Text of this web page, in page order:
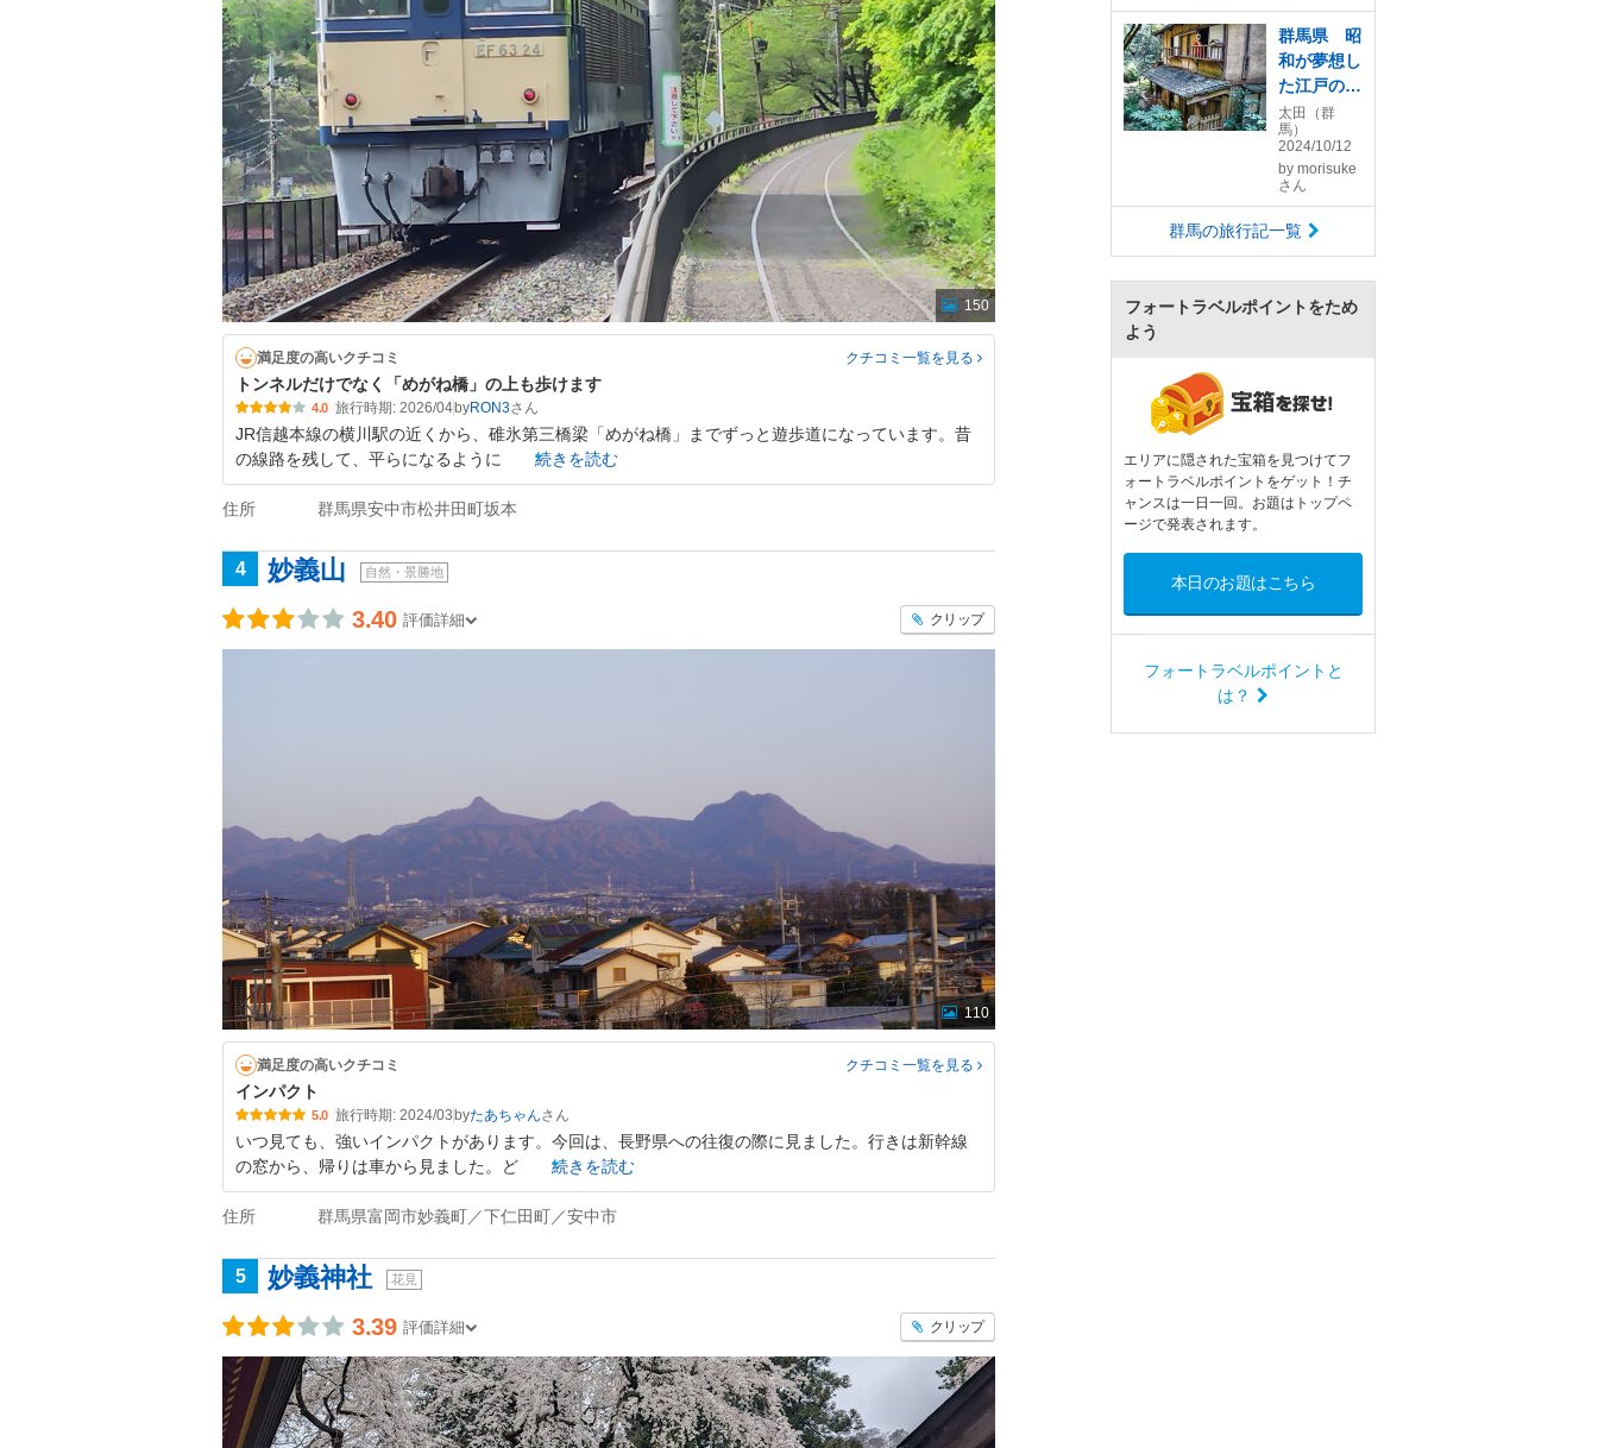
150
満足度の高いクチコミ クチコミ一覧を見る
トンネルだけでなく「めがね橋」の上も歩けます
4.0 旅行時期: 2026/04byRON3
JR信越本線の横川駅の近くから、碓氷第三橋梁「めがね橋」までずっと遊歩道になっています。昔
の線路を残して、平らになるように
続きを読む
住所 群馬県安中市松井田町坂本
4 妙義山 自然・景勝地
3.40 評価詳細 クリップ
110
満足度の高いクチコミ クチコミ一覧を見る
インパクト
5.0 旅行時期: 2024/03 byたあちゃん
いつ見ても、強いインパクトがあります。今回は、長野県への往復の際に見ました。行きは新幹線
の窓から、帰りは車から見ました。ど
続きを読む
住所 群馬県富岡市妙義町／下仁田町／安中市
5 妙義神社 花見
3.39 評価詳細 クリップ
群馬県 昭
和が夢想し
た江戸のテ
ーマパーク
「三日月
村」で、う
まかし焼き
まんじゅう
を喰らう
オッサンネ
コの一人旅
太田（群
馬）
2024/10/12
bymorisuke
さん
群馬の旅行記一覧
フォートラベルポイントをため
よう
エリアに隠された宝箱を見つけてフ
ォートラベルポイントをゲット！チ
ャンスは一日一回。お題はトップペ
ージで発表されます。
本日のお題はこちら
フォートラベルポイントと
は？